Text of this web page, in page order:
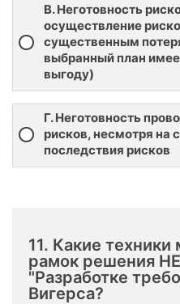
В. Неготовность
осуществление
существенным
выбранный план
выгоду)
Г. Неготовность
рисков, несмотря на
последствия рисков
11. Какие
рамок решения
"Разработке
Вигерса?